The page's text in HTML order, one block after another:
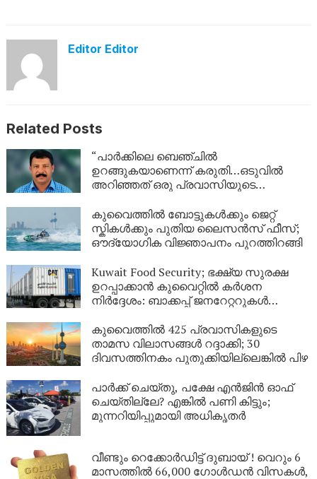
Editor Editor
Related Posts
“പാർക്കിലെ ബെഞ്ചിൽ
ഉറങ്ങുകയാണെന്ന് കരുതി…ഒടുവിൽ
അറിഞ്ഞത് ഒരു പ്രവാസിയുടെ
യുഎഇയിലെ തെരുവിൽ; ‘വാപ്പയെ
കാണണം’ എന്ന് കണ്ണീരോടെ മകൾ
കുവൈത്തിൽ ബോട്ടുകൾക്കും ജെറ്റ്
സ്കികൾക്കും പുതിയ ലൈസൻസ് ഫീസ്;
ഔദ്യോഗിക വിജ്ഞാപനം പുറത്തിറങ്ങി
Kuwait Food Security; ഭക്ഷ്യ സുരക്ഷ
ഉറപ്പാക്കാൻ കുവൈറ്റിൽ കർശന
നിർദ്ദേശം: ബാക്കപ്പ് ജനറേറ്ററുകൾ
കുവൈത്തിൽ 425 പ്രവാസികളുടെ
താമസ വിലാസങ്ങൾ റദ്ദാക്കി; 30
ദിവസത്തിനകം പുതുക്കിയില്ലെങ്കിൽ പിഴ
പാർക്ക് ചെയ്തു, പക്ഷേ എൻജിൻ ഓഫ്
ചെയ്തില്ലേ? എങ്കിൽ പണി കിട്ടും;
മുന്നറിയിപ്പുമായി അധികൃതർ
വീണ്ടും റെക്കോർഡിട്ട് ദുബായ് ! വെറും 6
മാസത്തിൽ 66,000 ഗോൾഡൻ വിസകൾ,